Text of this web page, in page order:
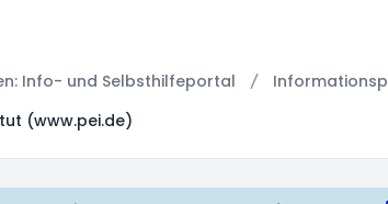
Info- und Selbsthilfeportal
(www.pei.de)